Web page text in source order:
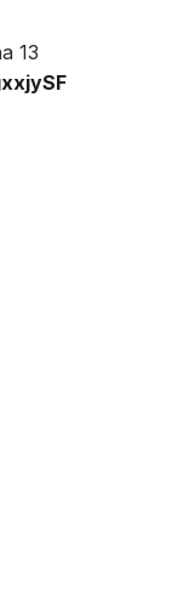
13